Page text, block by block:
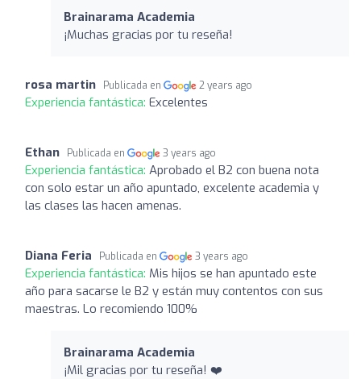
Brainarama Academia
¡Muchas gracias por tu reseña!
rosa martin Publicada en 2 years ago
Experiencia fantástica: Excelentes
Ethan Publicada en 3 years ago
Experiencia fantástica: Aprobado el B2 con buena nota
con solo estar un año apuntado, excelente academia y
las clases las hacen amenas.
Diana Feria Publicada en 3 years ago
Experiencia fantástica: Mis hijos se han apuntado este
año para sacarse le B2 y están muy contentos con sus
maestras. Lo recomiendo 100%
Brainarama Academia
¡Mil gracias por tu reseña! ❤️